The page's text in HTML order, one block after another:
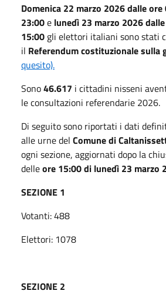
Domenica 22 marzo 2026dalle ore
23:00e lunedì 23 marzo 2026
15:00 gli elettori italiani sono stati
il Referendum costituzionale sulla
quesito).
Sono46.617 i cittadini nisseni
le consultazioni referendarie 2026.
Di seguito sono riportati i dati
alle urne del Comune di
ogni sezione, aggiornati dopo la
delleore 15:00 di lunedì 23 marzo
SEZIONE 1
Votanti: 488
Elettori: 1078
SEZIONE 2